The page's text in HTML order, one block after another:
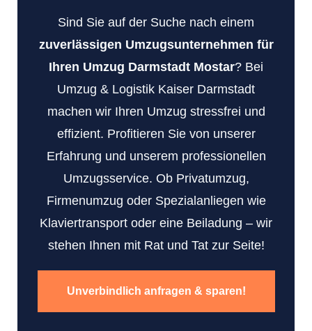
Sind Sie auf der Suche nach einem
zuverlässigen Umzugsunternehmen für
Ihren Umzug Darmstadt Mostar? Bei
Umzug & Logistik Kaiser Darmstadt
machen wir Ihren Umzug stressfrei und
effizient. Profitieren Sie von unserer
Erfahrung und unserem professionellen
Umzugsservice. Ob Privatumzug,
Firmenumzug oder Spezialanliegen wie
Klaviertransport oder eine Beiladung – wir
stehen Ihnen mit Rat und Tat zur Seite!
Unverbindlich anfragen & sparen!